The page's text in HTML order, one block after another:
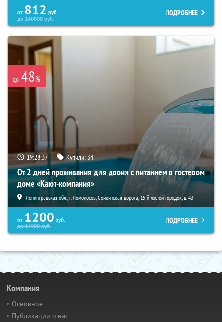
от 812 руб.
до140800руб.
ПОДРОБНЕЕ
до 48%
19:28:36 Купили:34
От 2 дней проживания для двоих с питанием в гостевом
доме «Кают-компания»
Ленинградская обл., г. Ломоносов, Сойкинская дорога, 15-й жилой городок, д. 43
от 1200 руб.
до14900руб.
ПОДРОБНЕЕ
Компания
Основное
Публикации о нас